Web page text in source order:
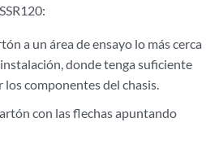
a un área de ensayo lo más cerca
donde tenga suficiente
los componentes del chasis.
con las flechas apuntando